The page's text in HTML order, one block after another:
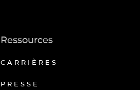
Ressources
CARRIÈRES
PRESSE